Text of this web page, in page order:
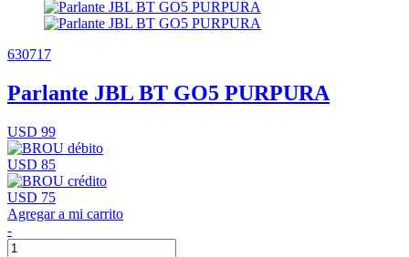
630717
Parlante JBL BT GO5 PURPURA
USD 99
USD 85
USD 75
Agregar a mi carrito
-